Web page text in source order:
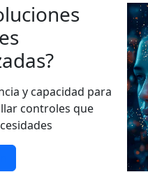
y capacidad para
controles que